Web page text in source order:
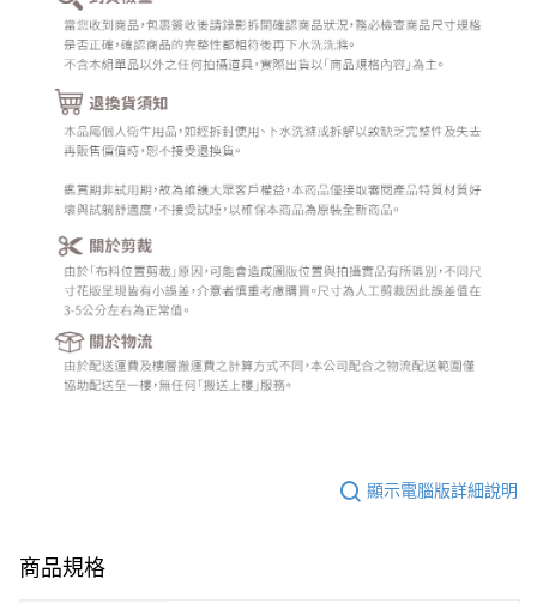
顯示電腦版詳細說明
商品規格